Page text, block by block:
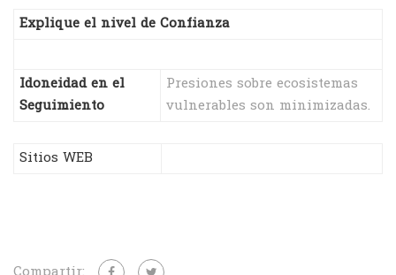
Explique el nivel de Confianza
Idoneidad en el
Seguimiento
Presiones sobre ecosistemas
vulnerables son minimizadas.
Sitios WEB